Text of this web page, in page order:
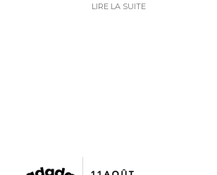
LIRE LA SUITE